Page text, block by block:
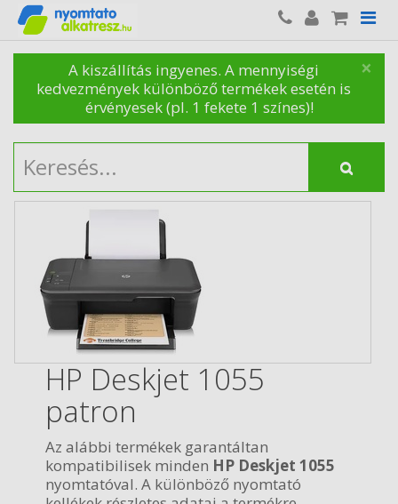
×
A kiszállítás ingyenes. A mennyiségi
kedvezmények különböző termékek esetén is
érvényesek (pl. 1 fekete 1 színes)!
HP Deskjet 1055
patron
Az alábbi termékek garantáltan
kompatibilisek minden HP Deskjet 1055
nyomtatóval. A különböző nyomtató